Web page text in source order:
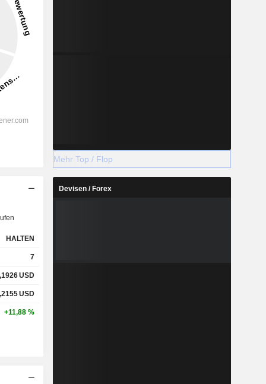
HALTEN
7
USD
USD
+11,88 %
Mehr Top / Flop
Devisen / Forex